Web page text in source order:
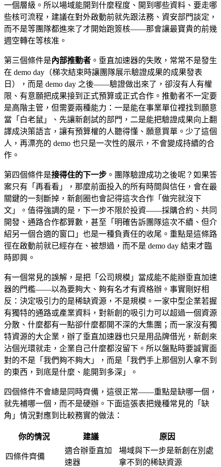
一個層級。所以場域能開到什麼程度、開到哪些資料、要走哪
些核可流程，建議在對外啟動前就先跟法務、資安部門談定，
而不是等團隊都進來了才開始跑簽核——那會讓最寶貴的前幾
週空轉在等核准。
第三個條件是內部推動者 。垂直加速器的失敗，常常不是發生
在 demo day（梯次結束時讓團隊展示驗證成果的成果發表
日），而是 demo day 之後——驗證做出來了，卻沒有人有權
限、有意願把成果接到正式預算或正式合作。推動者不一定要
是高階主管，但需要兩種能力：一是能在事業單位裡找到願意
當「白老鼠」、先讓新創試的部門，二是能把驗證成果向上翻
譯成決策語言，讓有預算權的人聽得懂、願意買單。少了這個
人，再漂亮的 demo 也只是一次性的展示，不會變成持續的合
作。
第四個條件是接得住的下一步 。團隊驗證成功之後呢？如果答
案只有「再看看」，那麼前面投入的所有時間與信任，會在最
關鍵的一刻斷掉，新創圈也會記得這次合作「做完就沒下
文」。值得強調的是，下一步不限於投資——採購合約、共同
開發、通路合作都算數，甚至「明確告訴團隊這次不續、但介
紹另一個合適的窗口」也是一種負責任的收尾。重點是這條路
徑在啟動前就已經存在、被想過，而不是 demo day 結束才臨
時即興。
有一個常見的誤解，是把「公司規模」當成能不能辦垂直加速
器的門檻——以為要夠大、夠有名才有資格辦。事實剛好相
反：決定吸引力的是稀缺資源，不是規模。一家中型企業若握
有獨特的通路或產業資料，對新創的吸引力可以超過一個資源
分散、什麼都有一點卻什麼都開不深的大集團；而一家沒有獨
特資源的大企業，辦了垂直加速器也只是用品牌借光，新創來
沾個光環就走，企業自己什麼都沒留下。所以盤點時要誠實面
對的不是「我們夠不夠大」，而是「我們手上那個別人拿不到
的東西，到底是什麼、能開到多深」。
四個條件不會總是同時齊備，這很正常——重點是缺哪一個，
就先補哪一個，而不是硬辦。下面這張表把幾種常見的「缺
角」情況對應到比較務實的做法：
你的情況 建議 原因
四條件齊備
適合辦垂直加
速器
場域與下一步是新創在別處
拿不到的稀缺資源